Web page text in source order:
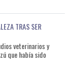
TRAS SER
veterinarios y
que había sido